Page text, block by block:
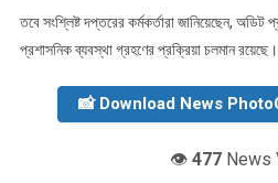
তবে সংশ্লিষ্ট দপ্তরের কর্মকর্তারা জানিয়েছেন, অডিট
প্রশাসনিক ব্যবস্থা গ্রহণের প্রক্রিয়া চলমান রয়েছে।
📸 Download News
👁️ 477 News